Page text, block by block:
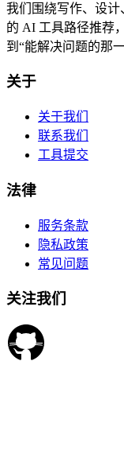
我们围绕写作、设
的 AI 工具路径推荐
到“能解决问题的那一
关于
关于我们
联系我们
工具提交
法律
服务条款
隐私政策
常见问题
关注我们